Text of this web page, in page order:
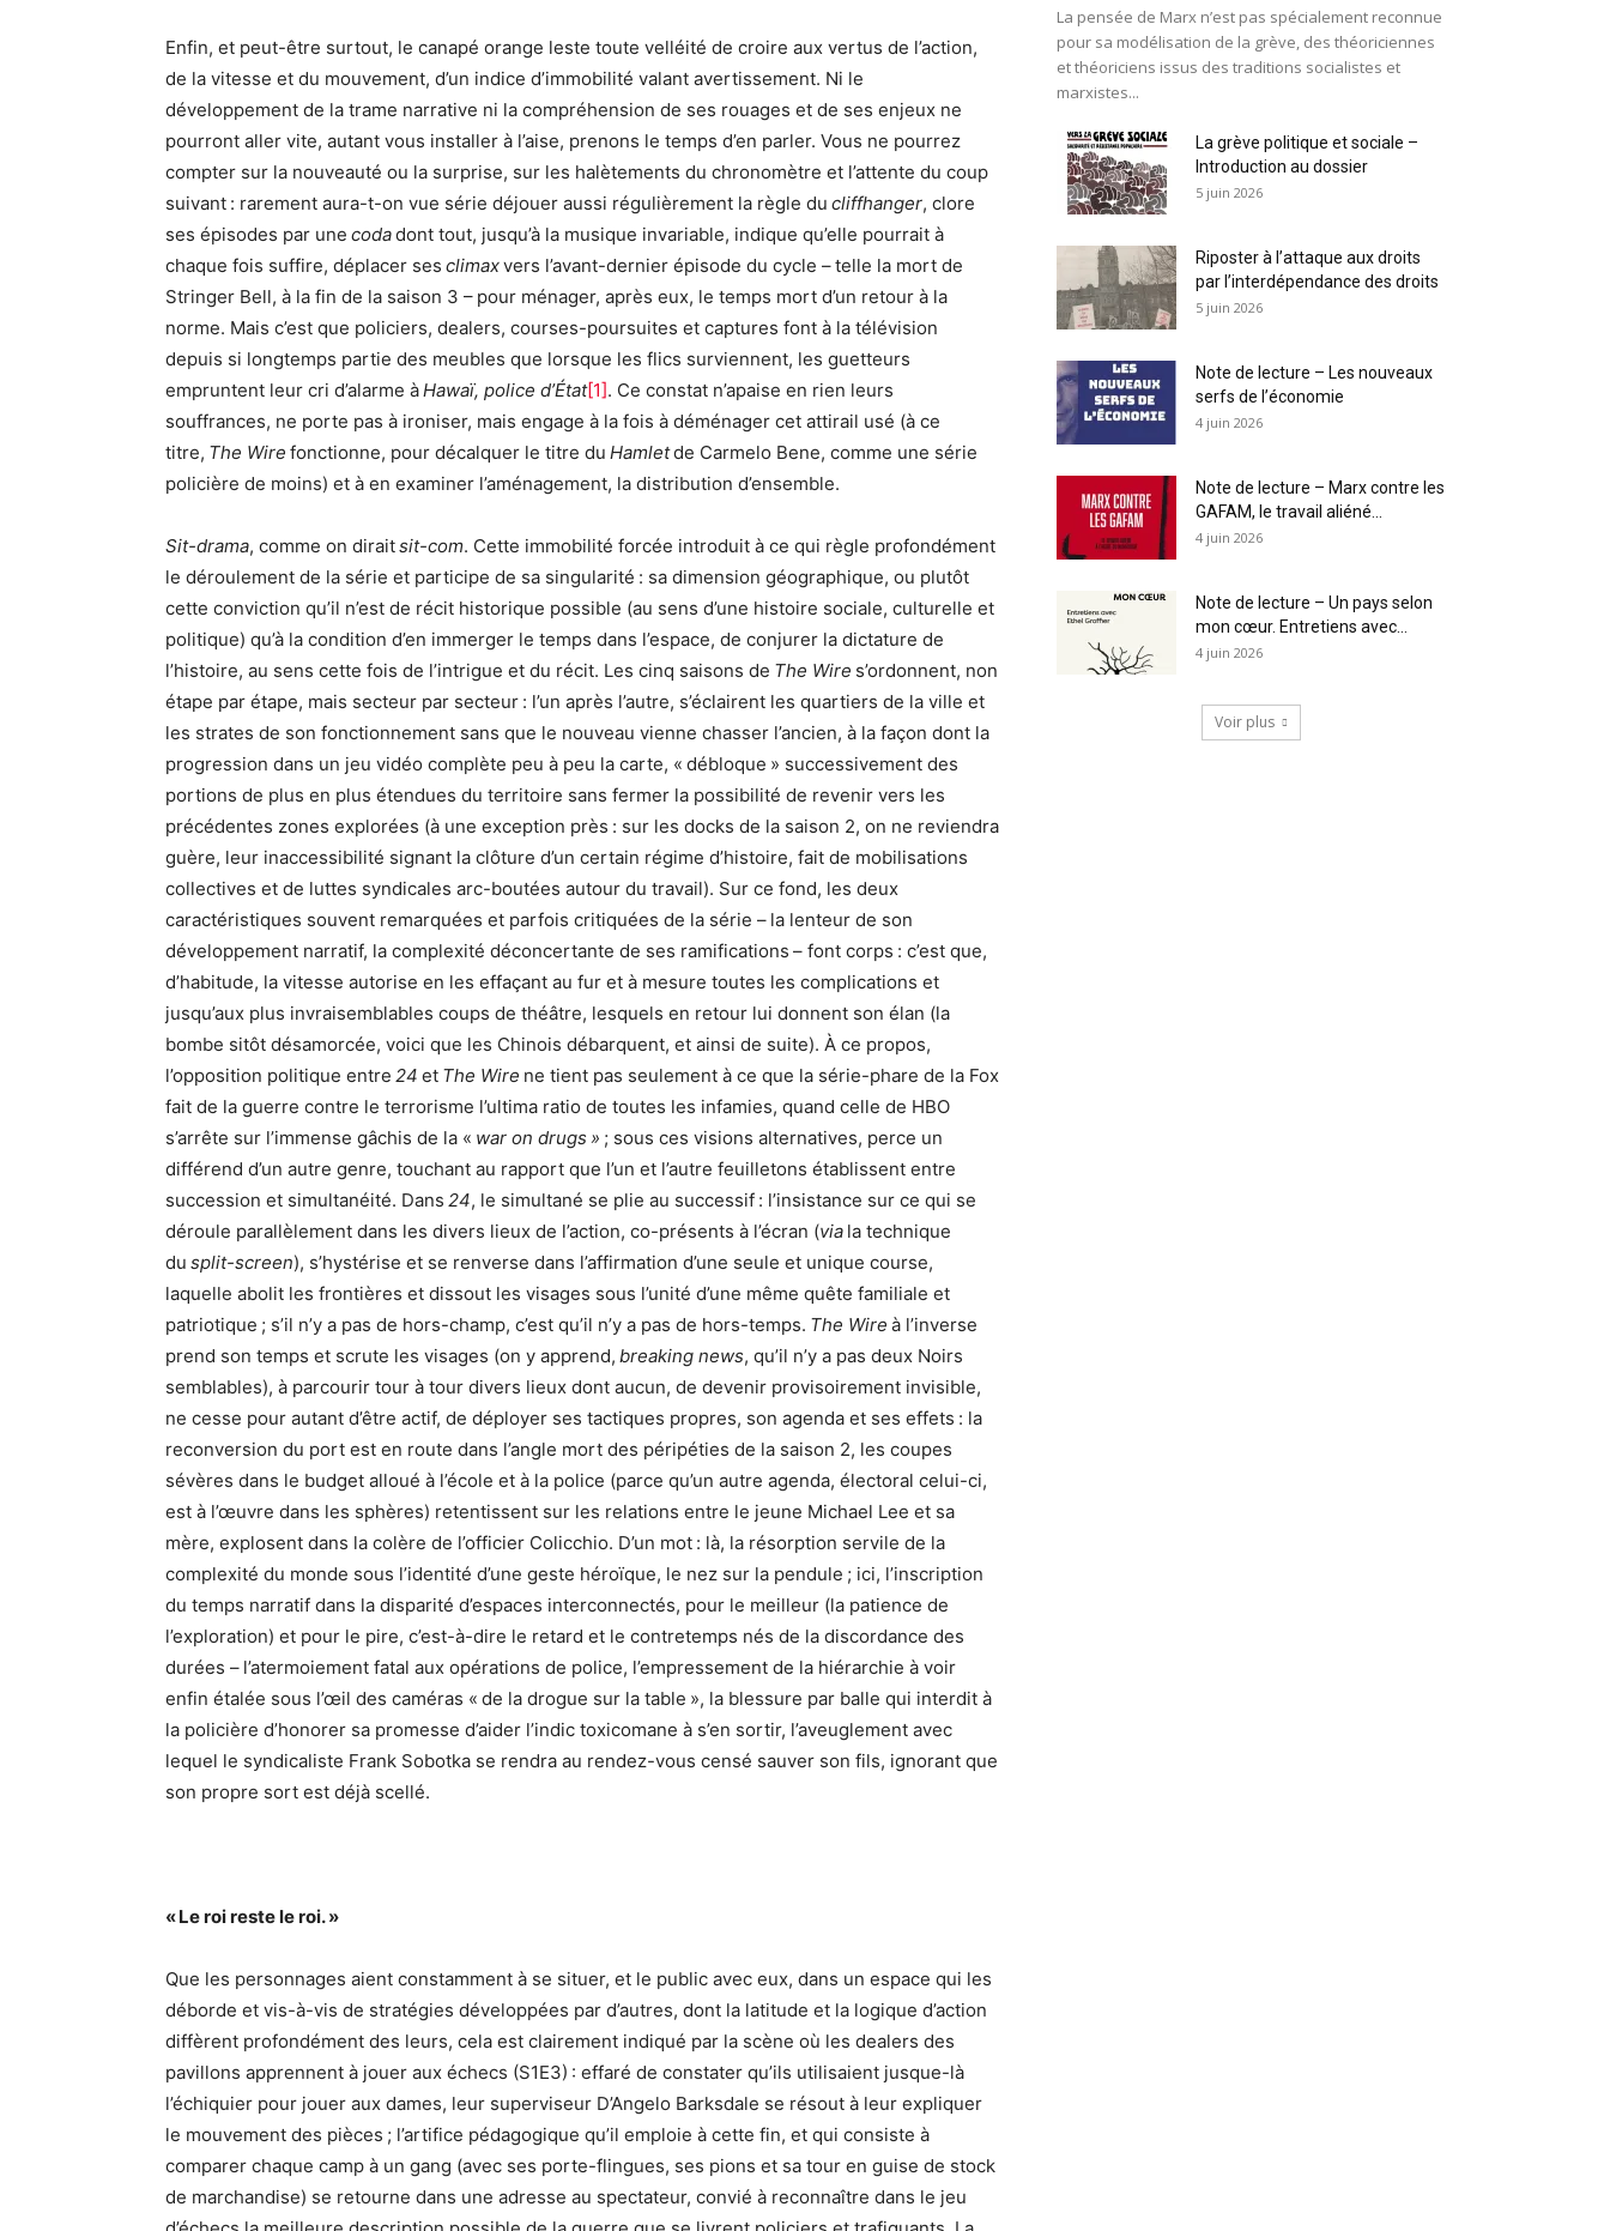
Enfin, et peut-être surtout, le canapé orange leste toute velléité de croire aux vertus de l’action,
de la vitesse et du mouvement, d’un indice d’immobilité valant avertissement. Ni le
développement de la trame narrative ni la compréhension de ses rouages et de ses enjeux ne
pourront aller vite, autant vous installer à l’aise, prenons le temps d’en parler. Vous ne pourrez
compter sur la nouveauté ou la surprise, sur les halètements du chronomètre et l’attente du coup
suivant : rarement aura-t-on vue série déjouer aussi régulièrement la règle du cliffhanger, clore
ses épisodes par une codadont tout, jusqu’à la musique invariable, indique qu’elle pourrait à
chaque fois suffire, déplacer ses climaxvers l’avant-dernier épisode du cycle – telle la mort de
Stringer Bell, à la fin de la saison 3 – pour ménager, après eux, le temps mort d’un retour à la
norme. Mais c’est que policiers, dealers, courses-poursuites et captures font à la télévision
depuis si longtemps partie des meubles que lorsque les flics surviennent, les guetteurs
empruntent leur cri d’alarme àHawaï, police d’État[1]. Ce constat n’apaise en rien leurs
souffrances, ne porte pas à ironiser, mais engage à la fois à déménager cet attirail usé (à ce
titre, The Wire fonctionne, pour décalquer le titre du Hamletde Carmelo Bene, comme une série
policière de moins) et à en examiner l’aménagement, la distribution d’ensemble.
Sit-drama, comme on diraitsit-com. Cette immobilité forcée introduit à ce qui règle profondément
le déroulement de la série et participe de sa singularité : sa dimension géographique, ou plutôt
cette conviction qu’il n’est de récit historique possible (au sens d’une histoire sociale, culturelle et
politique) qu’à la condition d’en immerger le temps dans l’espace, de conjurer la dictature de
l’histoire, au sens cette fois de l’intrigue et du récit. Les cinq saisons de The Wire s’ordonnent, non
étape par étape, mais secteur par secteur : l’un après l’autre, s’éclairent les quartiers de la ville et
les strates de son fonctionnement sans que le nouveau vienne chasser l’ancien, à la façon dont la
progression dans un jeu vidéo complète peu à peu la carte, « débloque » successivement des
portions de plus en plus étendues du territoire sans fermer la possibilité de revenir vers les
précédentes zones explorées (à une exception près : sur les docks de la saison 2, on ne reviendra
guère, leur inaccessibilité signant la clôture d’un certain régime d’histoire, fait de mobilisations
collectives et de luttes syndicales arc-boutées autour du travail). Sur ce fond, les deux
caractéristiques souvent remarquées et parfois critiquées de la série – la lenteur de son
développement narratif, la complexité déconcertante de ses ramifications – font corps : c’est que,
d’habitude, la vitesse autorise en les effaçant au fur et à mesure toutes les complications et
jusqu’aux plus invraisemblables coups de théâtre, lesquels en retour lui donnent son élan (la
bombe sitôt désamorcée, voici que les Chinois débarquent, et ainsi de suite). À ce propos,
l’opposition politique entre 24 et The Wire ne tient pas seulement à ce que la série-phare de la Fox
fait de la guerre contre le terrorisme l’ultima ratio de toutes les infamies, quand celle de HBO
s’arrête sur l’immense gâchis de la « war on drugs » ; sous ces visions alternatives, perce un
différend d’un autre genre, touchant au rapport que l’un et l’autre feuilletons établissent entre
succession et simultanéité. Dans 24, le simultané se plie au successif : l’insistance sur ce qui se
déroule parallèlement dans les divers lieux de l’action, co-présents à l’écran (via la technique
du split-screen), s’hystérise et se renverse dans l’affirmation d’une seule et unique course,
laquelle abolit les frontières et dissout les visages sous l’unité d’une même quête familiale et
patriotique ; s’il n’y a pas de hors-champ, c’est qu’il n’y a pas de hors-temps. The Wire à l’inverse
prend son temps et scrute les visages (on y apprend, breaking news, qu’il n’y a pas deux Noirs
semblables), à parcourir tour à tour divers lieux dont aucun, de devenir provisoirement invisible,
ne cesse pour autant d’être actif, de déployer ses tactiques propres, son agenda et ses effets : la
reconversion du port est en route dans l’angle mort des péripéties de la saison 2, les coupes
sévères dans le budget alloué à l’école et à la police (parce qu’un autre agenda, électoral celui-ci,
est à l’œuvre dans les sphères) retentissent sur les relations entre le jeune Michael Lee et sa
mère, explosent dans la colère de l’officier Colicchio. D’un mot : là, la résorption servile de la
complexité du monde sous l’identité d’une geste héroïque, le nez sur la pendule ; ici, l’inscription
du temps narratif dans la disparité d’espaces interconnectés, pour le meilleur (la patience de
l’exploration) et pour le pire, c’est-à-dire le retard et le contretemps nés de la discordance des
durées – l’atermoiement fatal aux opérations de police, l’empressement de la hiérarchie à voir
enfin étalée sous l’œil des caméras « de la drogue sur la table », la blessure par balle qui interdit à
la policière d’honorer sa promesse d’aider l’indic toxicomane à s’en sortir, l’aveuglement avec
lequel le syndicaliste Frank Sobotka se rendra au rendez-vous censé sauver son fils, ignorant que
son propre sort est déjà scellé.
« Le roi reste le roi. »
Que les personnages aient constamment à se situer, et le public avec eux, dans un espace qui les
déborde et vis-à-vis de stratégies développées par d’autres, dont la latitude et la logique d’action
diffèrent profondément des leurs, cela est clairement indiqué par la scène où les dealers des
pavillons apprennent à jouer aux échecs (S1E3) : effaré de constater qu’ils utilisaient jusque-là
l’échiquier pour jouer aux dames, leur superviseur D’Angelo Barksdale se résout à leur expliquer
le mouvement des pièces ; l’artifice pédagogique qu’il emploie à cette fin, et qui consiste à
comparer chaque camp à un gang (avec ses porte-flingues, ses pions et sa tour en guise de stock
de marchandise) se retourne dans une adresse au spectateur, convié à reconnaître dans le jeu
La pensée de Marx n’est pas spécialement reconnue
pour sa modélisation de la grève, des théoriciennes
et théoriciens issus des traditions socialistes et
marxistes...
La grève politique et sociale –
Introduction au dossier
5 juin 2026
Riposter à l’attaque aux droits
par l’interdépendance des droits
5 juin 2026
Note de lecture – Les nouveaux
serfs de l’économie
4 juin 2026
Note de lecture – Marx contre les
GAFAM, le travail aliéné...
4 juin 2026
Note de lecture – Un pays selon
mon cœur. Entretiens avec...
4 juin 2026
Voir plus